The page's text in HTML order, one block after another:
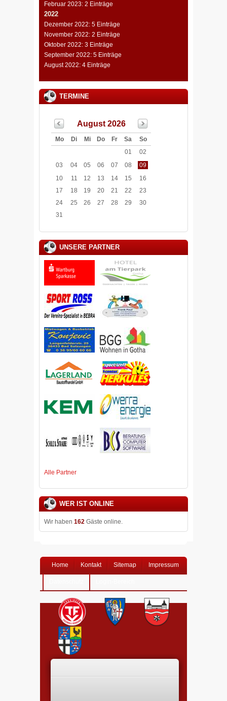
Februar 2023: 2 Einträge
2022
Dezember 2022: 5 Einträge
November 2022: 2 Einträge
Oktober 2022: 3 Einträge
September 2022: 5 Einträge
August 2022: 4 Einträge
TERMINE
August 2026
Mo Di Mi Do Fr Sa
So
01
02
03
04 05 06 07 08
09
10
11 12 13 14 15
16
17
18 19 20 21 22
23
24
25 26 27 28 29
30
31
UNSERE PARTNER
Alle Partner
WER IST ONLINE
Wir haben 162 Gäste online.
Home Kontakt Sitemap Impressum